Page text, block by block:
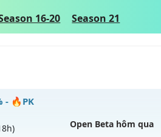
16-20 Season 21
- 🔥PK
Open Beta hôm qua